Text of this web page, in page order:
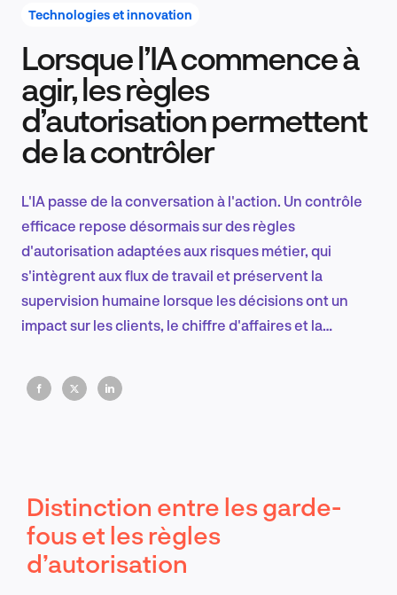
Recherche et conception produit
Tendances sectorielles
EN
FR
Technologies et innovation
Lorsque l’IA commence à
agir, les règles
d’autorisation permettent
de la contrôler
L'IA passe de la conversation à l'action. Un contrôle
efficace repose désormais sur des règles
d'autorisation adaptées aux risques métier, qui
s'intègrent aux flux de travail et préservent la
supervision humaine lorsque les décisions ont un
impact sur les clients, le chiffre d'affaires et la
Distinction entre les garde-
fous et les règles
d’autorisation